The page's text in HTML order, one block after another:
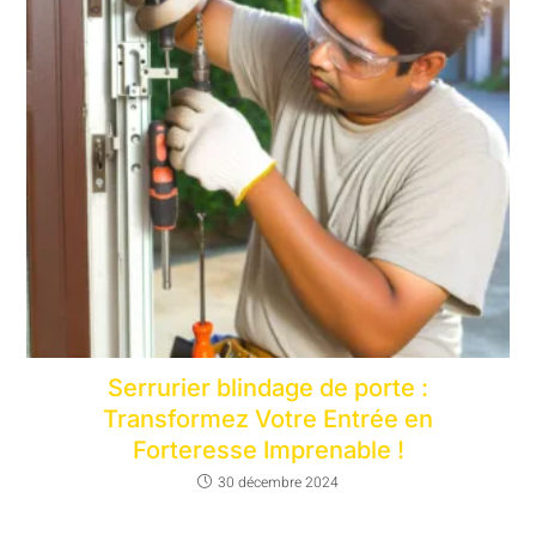
Serrurier blindage de porte :
Transformez Votre Entrée en
Forteresse Imprenable !
30 décembre 2024